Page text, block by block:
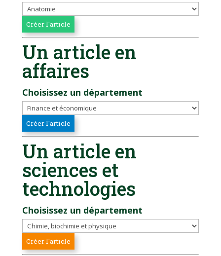
Un article en
affaires
Choisissez un département
Un article en
sciences et
technologies
Choisissez un département